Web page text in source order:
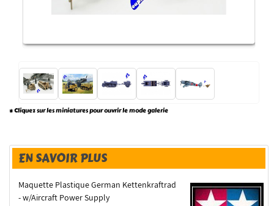
* Cliquez sur les miniatures pour ouvrir le mode galerie
EN SAVOIR PLUS
Maquette Plastique German Kettenkraftrad
- w/Aircraft Power Supply